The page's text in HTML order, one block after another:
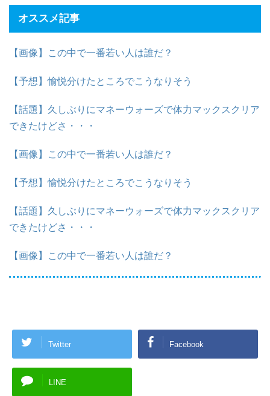
オススメ記事
【画像】この中で一番若い人は誰だ？
【予想】愉悦分けたところでこうなりそう
【話題】久しぶりにマネーウォーズで体力マックスクリア
できたけどさ・・・
【画像】この中で一番若い人は誰だ？
【予想】愉悦分けたところでこうなりそう
【話題】久しぶりにマネーウォーズで体力マックスクリア
できたけどさ・・・
【画像】この中で一番若い人は誰だ？
Twitter Facebook
LINE